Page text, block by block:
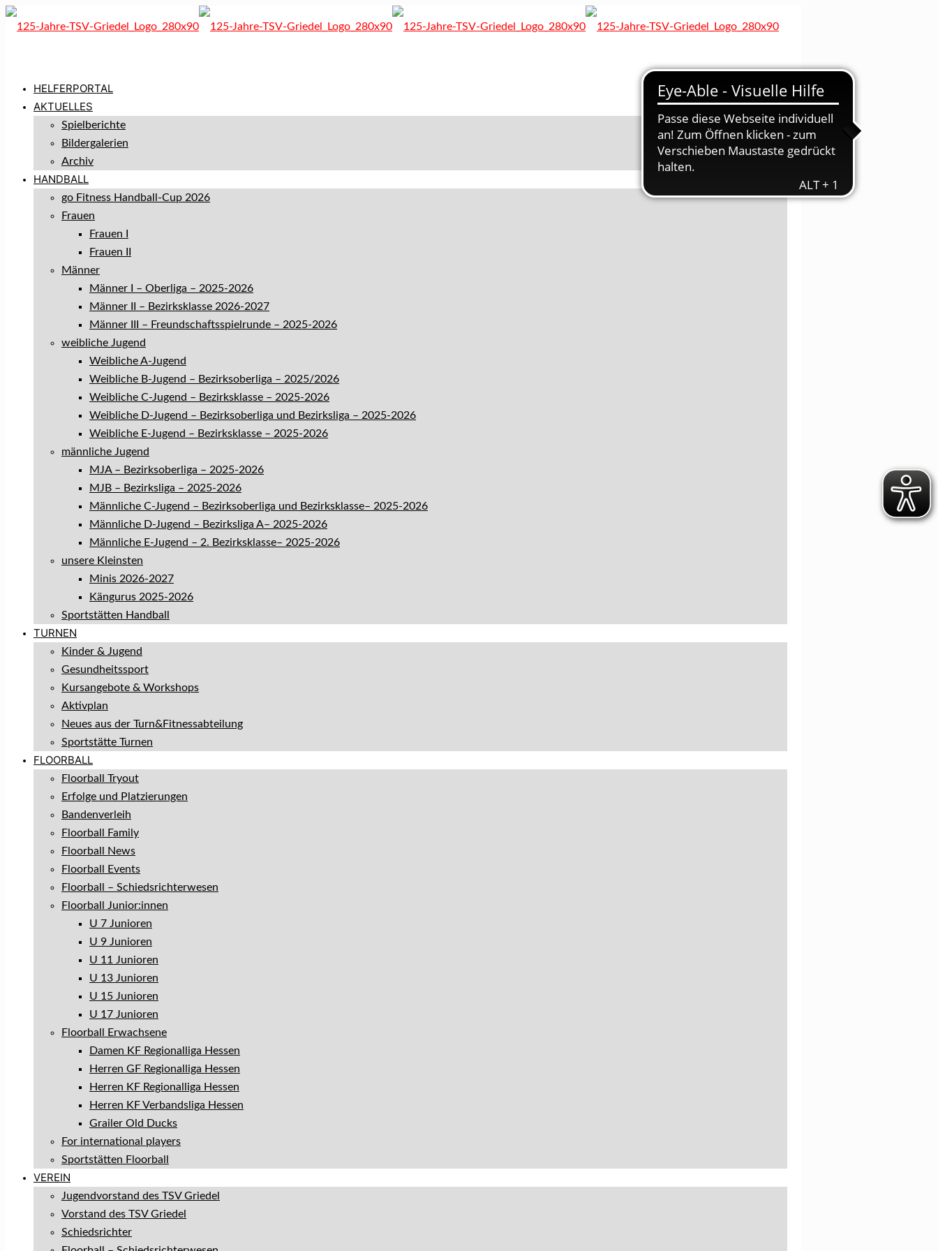
HELFERPORTAL
AKTUELLES
Spielberichte
Bildergalerien
Archiv
HANDBALL
go Fitness Handball-Cup 2026
Frauen
Frauen I
Frauen II
Männer
Männer I – Oberliga – 2025-2026
Männer II – Bezirksklasse 2026-2027
Männer III – Freundschaftsspielrunde – 2025-2026
weibliche Jugend
Weibliche A-Jugend
Weibliche B-Jugend – Bezirksoberliga – 2025/2026
Weibliche C-Jugend – Bezirksklasse – 2025-2026
Weibliche D-Jugend – Bezirksoberliga und Bezirksliga – 2025-2026
Weibliche E-Jugend – Bezirksklasse – 2025-2026
männliche Jugend
MJA – Bezirksoberliga – 2025-2026
MJB – Bezirksliga – 2025-2026
Männliche C-Jugend – Bezirksoberliga und Bezirksklasse– 2025-2026
Männliche D-Jugend – Bezirksliga A– 2025-2026
Männliche E-Jugend – 2. Bezirksklasse– 2025-2026
unsere Kleinsten
Minis 2026-2027
Kängurus 2025-2026
Sportstätten Handball
TURNEN
Kinder & Jugend
Gesundheitssport
Kursangebote & Workshops
Aktivplan
Neues aus der Turn&Fitnessabteilung
Sportstätte Turnen
FLOORBALL
Floorball Tryout
Erfolge und Platzierungen
Bandenverleih
Floorball Family
Floorball News
Floorball Events
Floorball – Schiedsrichterwesen
Floorball Junior:innen
U 7 Junioren
U 9 Junioren
U 11 Junioren
U 13 Junioren
U 15 Junioren
U 17 Junioren
Floorball Erwachsene
Damen KF Regionalliga Hessen
Herren GF Regionalliga Hessen
Herren KF Regionalliga Hessen
Herren KF Verbandsliga Hessen
Grailer Old Ducks
For international players
Sportstätten Floorball
VEREIN
Jugendvorstand des TSV Griedel
Vorstand des TSV Griedel
Schiedsrichter